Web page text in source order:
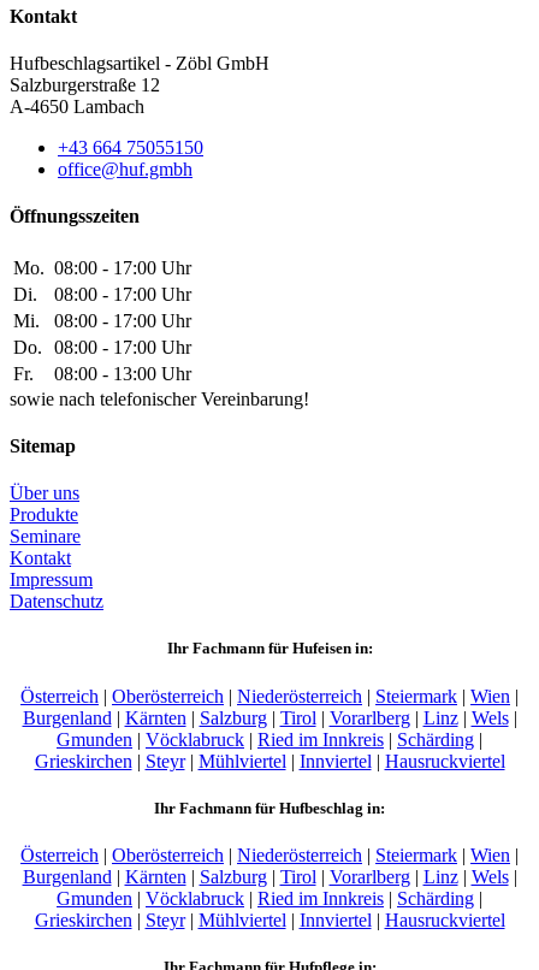
Kontakt
Hufbeschlagsartikel - Zöbl GmbH
Salzburgerstraße 12
A-4650 Lambach
+43 664 75055150
office@huf.gmbh
Öffnungsszeiten
Mo. 08:00 - 17:00 Uhr
Di.
08:00 - 17:00 Uhr
Mi.
08:00 - 17:00 Uhr
Do.
08:00 - 17:00 Uhr
Fr.
08:00 - 13:00 Uhr
sowie nach telefonischer Vereinbarung!
Sitemap
Über uns
Produkte
Seminare
Kontakt
Impressum
Datenschutz
Ihr Fachmann für Hufeisen in:
Österreich | Oberösterreich | Niederösterreich | Steiermark | Wien |
Burgenland | Kärnten | Salzburg| Tirol | Vorarlberg| Linz| Wels|
Gmunden | Vöcklabruck | Ried im Innkreis | Schärding |
Grieskirchen | Steyr| Mühlviertel | Innviertel | Hausruckviertel
Ihr Fachmann für Hufbeschlag in:
Österreich | Oberösterreich | Niederösterreich | Steiermark | Wien |
Burgenland | Kärnten | Salzburg| Tirol | Vorarlberg| Linz| Wels|
Gmunden | Vöcklabruck | Ried im Innkreis | Schärding |
Grieskirchen | Steyr| Mühlviertel | Innviertel | Hausruckviertel